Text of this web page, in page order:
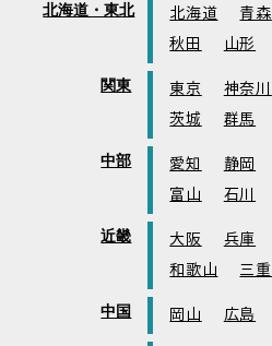
北海道・東北 北海道 青森
秋田
山形
関東 東京 神奈川
茨城
群馬
中部 愛知 静岡
富山
石川
近畿 大阪 兵庫
和歌山
三重
中国 岡山 広島